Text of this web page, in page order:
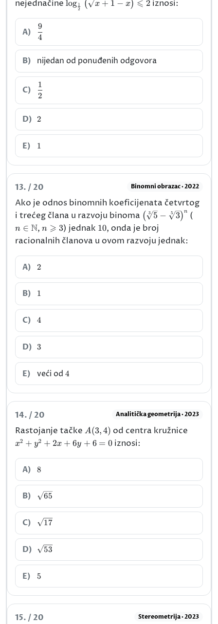
nejednačine \log_{\frac{1}
{2}}\left(\sqrt{x+1}-
log
2
1 ( x + 1 − x) ⩽ 2 iznosi:
A)
\dfrac{9}
{4}
4
9
B) nijedan od ponuđenih odgovora
C)
\dfrac{1}
{2}
2
1
D) 2
2
E) 1
1
13. / 20 Binomni obrazac · 2022
Ako je odnos binomnih koeficijenata četvrtog
i trećeg člana u razvoju binoma \left(\sqrt[3]
{5}-\sqrt[5]
{3}\right)^{n}
( 3 5 − 5 3)n (
n ∈ N, n\geqslant3
n ⩾ 3) jednak 10
10, onda je broj
racionalnih članova u ovom razvoju jednak:
A) 2
2
B) 1
1
C) 4
4
D) 3
3
E) veći od 4
4
14. / 20 Analitička geometrija · 2023
Rastojanje tačke A(3,4)
A(3,4) od centra kružnice
x2 + y2 + 2x + 6y + 6 = 0 iznosi:
A) 8
8
B) \sqrt{65}
65
C) \sqrt{17}
17
D) \sqrt{53}
53
E) 5
5
15. / 20 Stereometrija · 2023